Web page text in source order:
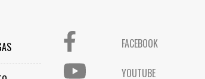
FACEBOOK
YOUTUBE